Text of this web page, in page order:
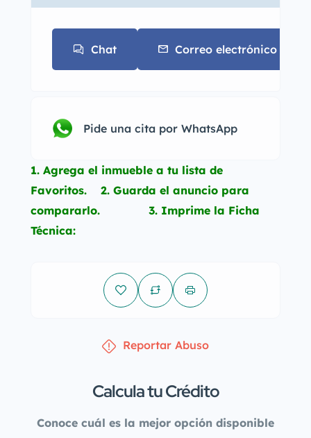
Chat Correo electrónico
Pide una cita por WhatsApp
1. Agrega el inmueble a tu lista de
Favoritos. 2. Guarda el anuncio para
compararlo. 3. Imprime la Ficha
Técnica:
Reportar Abuso
Calcula tu Crédito
Conoce cuál es la mejor opción disponible